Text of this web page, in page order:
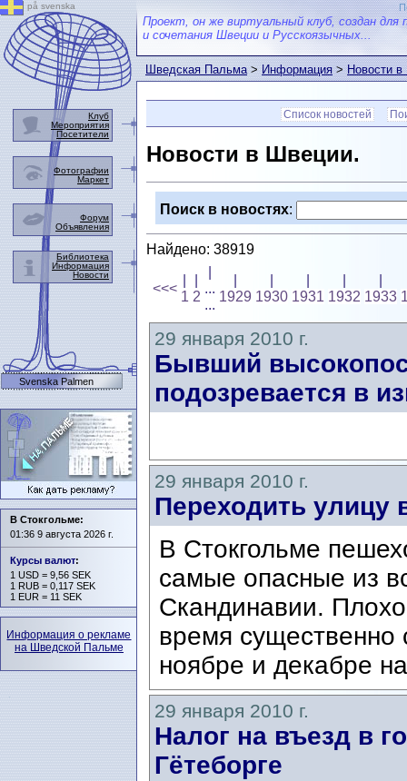
Проект, он же виртуальный клуб, создан для
и сочетания Швеции и Русскоязычных...
Шведская Пальма>Информация>Новости
Список новостей
Новости в Швеции.
Поиск в новостях:
Найдено: 38919
<<<
1 2
...
...
1929 1930 1931 1932 1933
29 января 2010 г.
Бывший
подозревается в
29 января 2010 г.
Переходить улицу
В Стокгольме
самые опасные из
Скандинавии.
время существенно
ноябре и декабре
29 января 2010 г.
Налог на въезд в
Гётеборге
på svenska
Клуб
Мероприятия
Посетители
Фотографии
Маркет
Форум
Объявления
Библиотека
Информация
Новости
Svenska Palmen
В Стокгольме:
01:36 9 августа 2026 г.
Курсы валют:
1 USD = 9,56 SEK
1 RUB = 0,117 SEK
1 EUR = 11 SEK
Информация о рекламе
на Шведской Пальме